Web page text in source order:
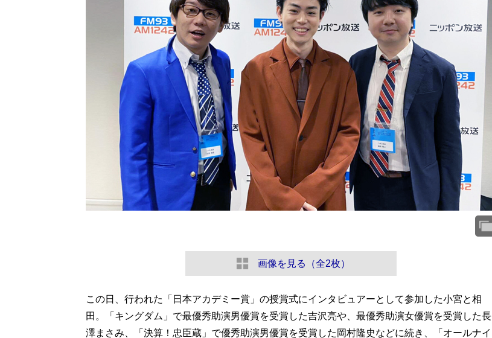
画像を見る（全2枚）
この日、行われた「日本アカデミー賞」の授賞式にインタビュアーとして参加した小宮と相
田。「キングダム」で最優秀助演男優賞を受賞した吉沢亮や、最優秀助演女優賞を受賞した長
澤まさみ、「決算！忠臣蔵」で優秀助演男優賞を受賞した岡村隆史などに続き、「オールナイ